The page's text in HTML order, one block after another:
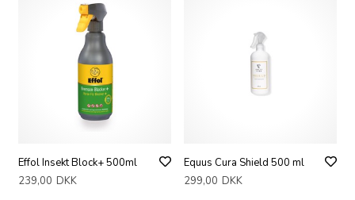
Effol Insekt Block+ 500ml
239,00 DKK
Equus Cura Shield 500 ml
299,00 DKK